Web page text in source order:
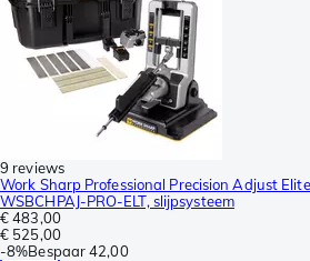
9 reviews
Work Sharp Professional Precision Adjust
WSBCHPAJ-PRO-ELT, slijpsysteem
€ 483,00
€ 525,00
-8%Bespaar42,00